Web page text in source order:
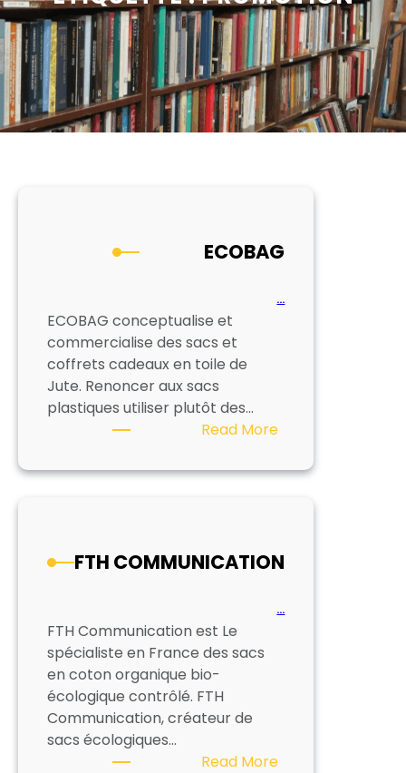
ECOBAG
…
ECOBAG conceptualise et
commercialise des sacs et
coffrets cadeaux en toile de
Jute. Renoncer aux sacs
plastiques utiliser plutôt des…
Read More:
FTH COMMUNICATION
…
FTH Communication est Le
spécialiste en France des sacs
en coton organique bio-
écologique contrôlé. FTH
Communication, créateur de
sacs écologiques…
Read More: